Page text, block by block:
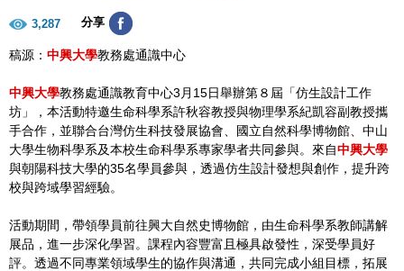
3,287 分享
稿源： 中興大學教務處通識中心
中興大學教務處通識教育中心3月15日舉辦第８屆「仿生設計工作
坊」，本活動特邀生命科學系許秋容教授與物理學系紀凱容副教授攜
手合作，並聯合台灣仿生科技發展協會、國立自然科學博物館、中山
大學生物科學系及本校生命科學系專家學者共同參與。來自中興大學
與朝陽科技大學的35名學員參與，透過仿生設計發想與創作，提升跨
校與跨域學習經驗。
活動期間，帶領學員前往興大自然史博物館，由生命科學系教師講解
展品，進一步深化學習。課程內容豐富且極具啟發性，深受學員好
評。透過不同專業領域學生的協作與溝通，共同完成小組目標，拓展